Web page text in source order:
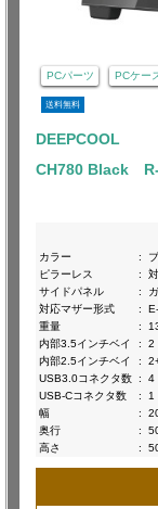
PCパーツ PCケー
送料無料
DEEPCOOL
CH780 Black R-
カラー
:
ピラーレス
:
サイドパネル
:
対応マザー形式
:
重量
:
内部3.5インチベイ
:
2
内部2.5インチベイ
:
USB3.0コネクタ数 :
4
USB-Cコネクタ数
:
1
幅
:
奥行
:
高さ
: